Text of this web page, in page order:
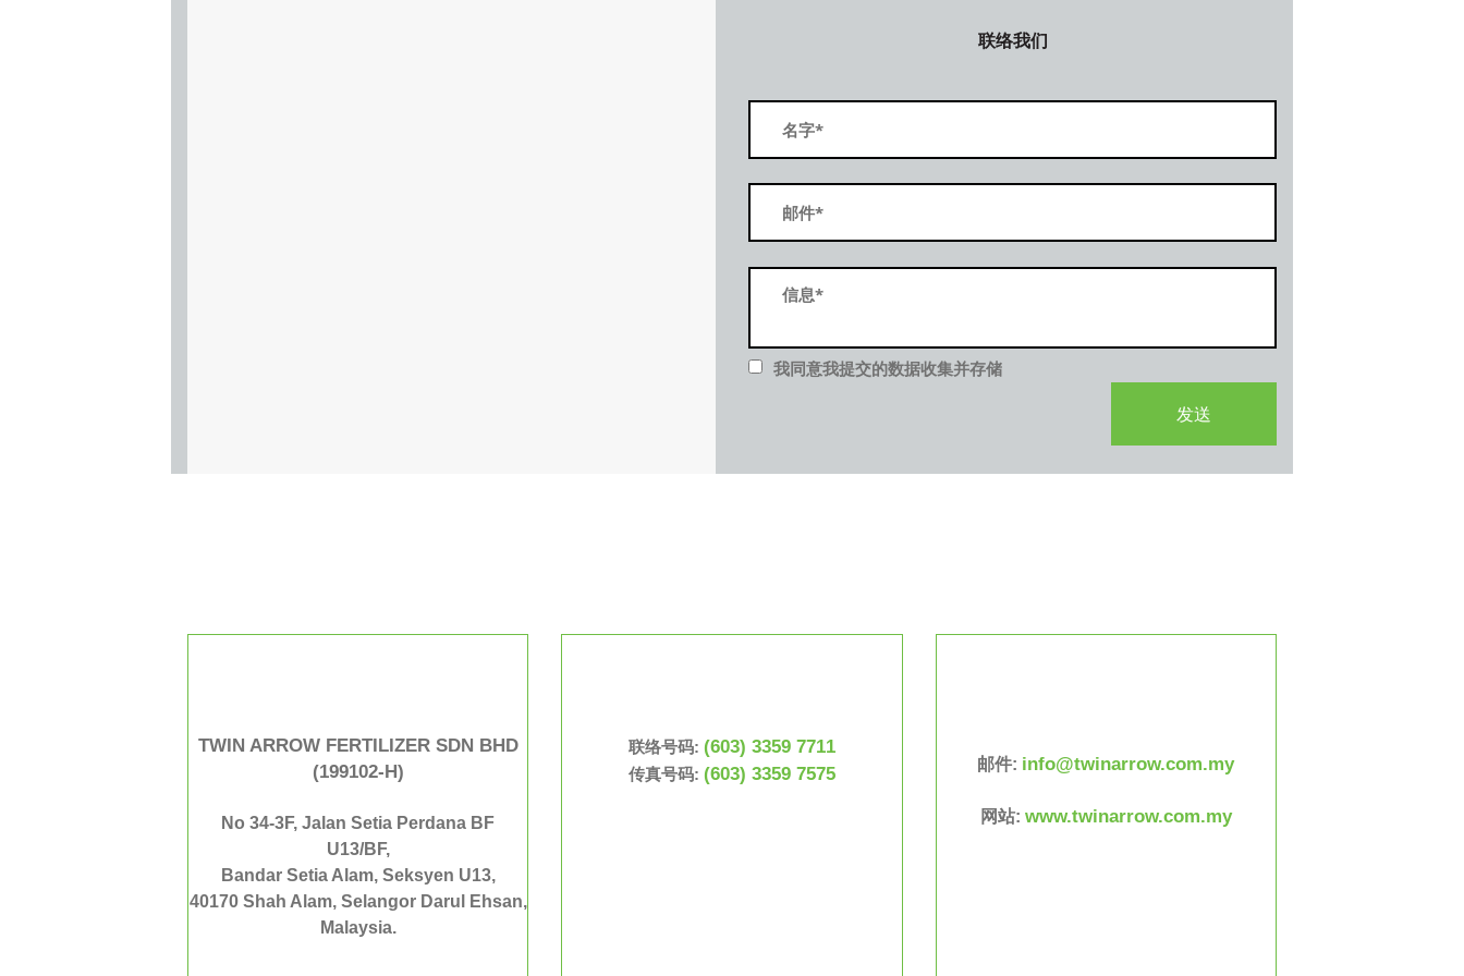
联络我们
我同意我提交的数据收集并存储
TWIN ARROW FERTILIZER SDN BHD
(199102-H)
No 34-3F, Jalan Setia Perdana BF
U13/BF,
Bandar Setia Alam, Seksyen U13,
40170 Shah Alam, Selangor Darul Ehsan,
Malaysia.
联络号码: (603) 3359 7711
传真号码: (603) 3359 7575 邮件: info@twinarrow.com.my
网站: www.twinarrow.com.my